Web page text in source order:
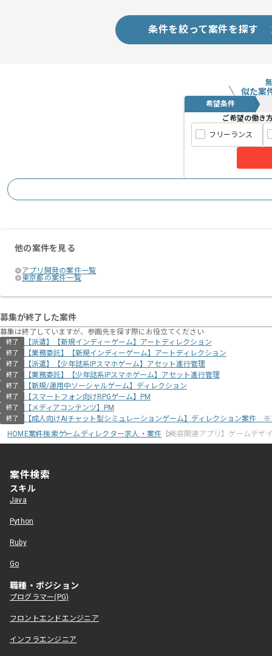
条件を絞って案件を探す
似た案
希望条件
ご希望の働き
フリーランス
他の案件を見る
アプリ開発の案件一覧
東京都の案件一覧
募集が終了した案件
募集は終了していますが、参画先を探す際にお役立てください
終了 【派遣】【新規インディーゲーム】アートディレクション
終了 【業務委託】【新規インディーゲーム】アートディレクション
終了 【派遣】【少年誌系IPスマホゲーム】アセット進行管理
終了 【業務委託】【少年誌系IPスマホゲーム】アセット進行管理
終了 【新規/運用中ソーシャルゲーム】ディレクション
終了 【スマートフォン向けRPGゲーム】PM
終了 【メディアコンテンツ】PM
終了
【成人向けAIチャット型シミュレーションゲーム】ディレクション案件
HOME案件検索ゲームディレクター求人・案件 【美容関連アプリ】ゲームデザ
案件検索
スキル
Java
Python
Ruby
Go
職種・ポジション
プログラマー(PG)
フロントエンドエンジニア
インフラエンジニア